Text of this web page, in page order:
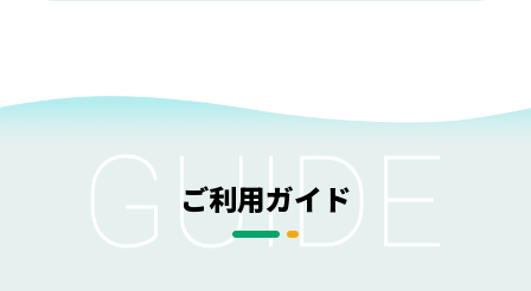
ご利用ガイド